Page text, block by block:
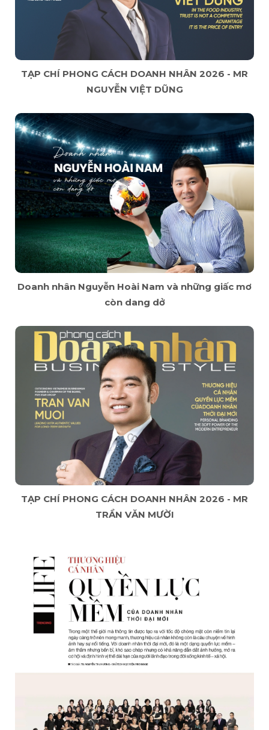
TẠP CHÍ PHONG CÁCH DOANH NHÂN 2026 - MR
NGUYỄN VIỆT DŨNG
Doanh nhân Nguyễn Hoài Nam và những giấc mơ
còn dang dở
TẠP CHÍ PHONG CÁCH DOANH NHÂN 2026 - MR
TRẦN VĂN MƯỜI